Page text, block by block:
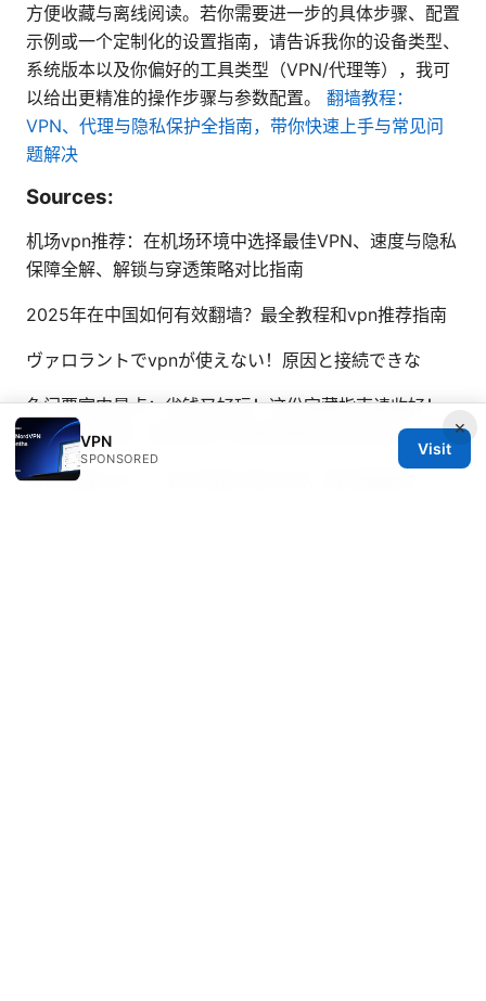
方便收藏与离线阅读。若你需要进一步的具体步骤、配置
示例或一个定制化的设置指南，请告诉我你的设备类型、
系统版本以及你偏好的工具类型（VPN/代理等），我可
以给出更精准的操作步骤与参数配置。 翻墙教程：
VPN、代理与隐私保护全指南，带你快速上手与常见问
题解决
Sources:
机场vpn推荐：在机场环境中选择最佳VPN、速度与隐私
保障全解、解锁与穿透策略对比指南
2025年在中国如何有效翻墙？最全教程和vpn推荐指南
ヴァロラントでvpnが使えない！原因と接続できな
免门票室内景点：省钱又好玩！这份宝藏指南请收好！
VPN使用攻略、隐私保护与流媒体解锁的实用建议
如何申請esim：一张卡搞定全球上网，超详细教程！
×
VPN
SPONSORED
Visit